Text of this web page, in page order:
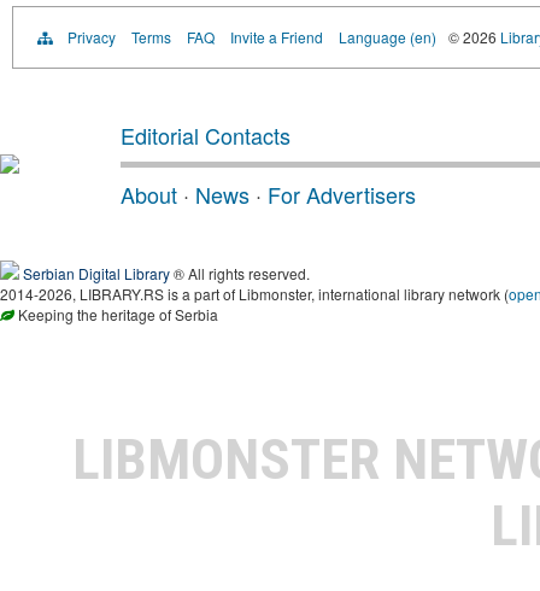
Privacy Terms FAQ Invite a Friend Language (en) © 2026
Editorial Contacts
About · News · For Advertisers
Serbian Digital Library® All rights reserved.
2014-2026, LIBRARY.RS is a part of Libmonster, international library network (
Keeping the heritage of Serbia
LIBMONSTER